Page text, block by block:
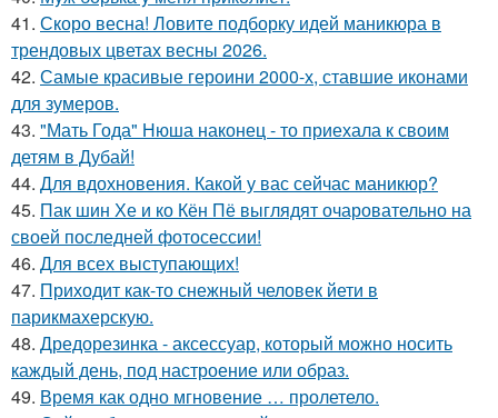
41. Скоро весна! Ловите подборку идей маникюра в
трендовых цветах весны 2026.
42. Самые красивые героини 2000-х, ставшие иконами
для зумеров.
43. "Мать Года" Нюша наконец - то приехала к своим
детям в Дубай!
44. Для вдохновения. Какой у вас сейчас маникюр?
45. Пак шин Хе и ко Кён Пё выглядят очаровательно на
своей последней фотосессии!
46. Для всех выступающих!
47. Приходит как-то снежный человек йети в
парикмахерскую.
48. Дредорезинка - аксессуар, который можно носить
каждый день, под настроение или образ.
49. Время как одно мгновение … пролетело.